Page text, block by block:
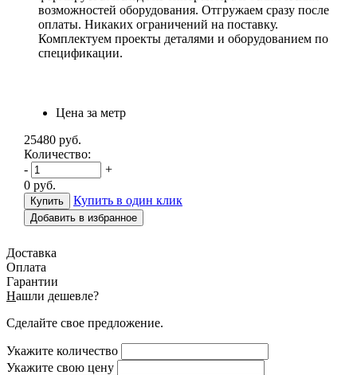
возможностей оборудования. Отгружаем сразу после
оплаты. Никаких ограничений на поставку.
Комплектуем проекты деталями и оборудованием по
спецификации.
Цена за метр
25480 руб.
Количество:
-
+
0 руб.
Купить в один клик
Добавить в избранное
Доставка
Оплата
Гарантии
Нашли дешевле?
Сделайте свое предложение.
Укажите количество
Укажите свою цену